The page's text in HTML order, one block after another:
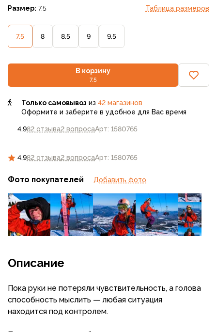
4,982 отзыва2 вопросаАрт: 1580765
Размер: 7.5 Таблица размеров
7.5 8 8.5 9 9.5
В корзину
7.5
4,982 отзыва2 вопросаАрт: 1580765
Только самовывоз из 42 магазинов
Оформите и заберите в удобное для Вас время
Фото покупателей Добавить фото
Описание
Пока руки не потеряли чувствительность, а голова
способность мыслить — любая ситуация
находится под контролем.